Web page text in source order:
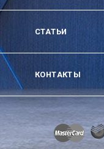
СТАТЬИ
КОНТАКТЫ